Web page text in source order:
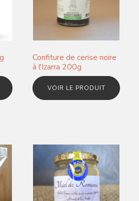
Confiture de cerise noire
à l'Izarra 200g
VOIR LE PRODUIT